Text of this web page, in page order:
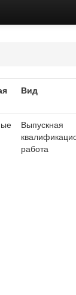
Вид
Выпускная
работа